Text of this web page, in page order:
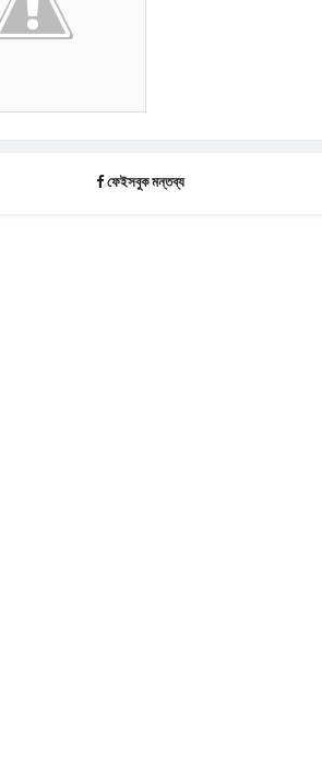
ফেইসবুক মন্তব্য